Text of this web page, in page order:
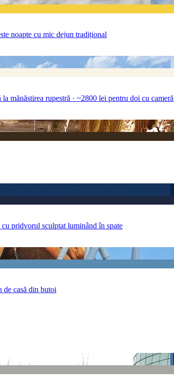
noapte cu mic dejun tradițional
mănăstirea rupestră · ~2800 lei pentru doi cu cameră
pridvorul sculptat luminând în spate
de casă din butoi